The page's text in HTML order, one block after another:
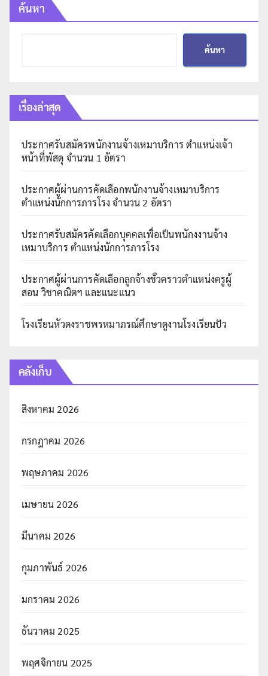
ค้นหา
ค้นหา
เรื่องล่าสุด
ประกาศรับสมัครพนักงานจ้างเหมาบริการ ตำแหน่งเจ้า
หน้าที่พัสดุ จำนวน 1 อัตรา
ประกาศผู้ผ่านการคัดเลือกพนักงานจ้างเหมาบริการ
ตำแหน่งนักการภารโรง จำนวน 2 อัตรา
ประกาศรับสมัครคัดเลือกบุคคลเพื่อเป็นพนักงงานจ้าง
เหมาบริการ ตำแหน่งนักการภารโรง
ประกาศผู้ผ่านการคัดเลือกลูกจ้างชั่วคราวตำแหน่งครูผู้
สอน วิชาคณิตฯ และแนะแนว
โรงเรียนหัวดงราชพรหมาภรณ์ศึกษาดูงานโรงเรียนปัว
คลังเก็บ
สิงหาคม 2026
กรกฎาคม 2026
พฤษภาคม 2026
เมษายน 2026
มีนาคม 2026
กุมภาพันธ์ 2026
มกราคม 2026
ธันวาคม 2025
พฤศจิกายน 2025